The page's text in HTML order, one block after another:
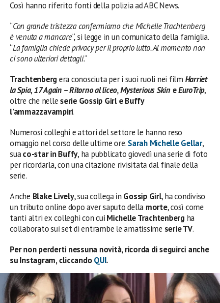
Così hanno riferito fonti della polizia ad ABC News.
“Con grande tristezza confermiamo che Michelle Trachtenberg
è venuta a mancare“, si legge in un comunicato della famiglia.
“La famiglia chiede privacy per il proprio lutto. Al momento non
ci sono ulteriori dettagli.“
Trachtenbergera conosciuta per i suoi ruoli nei film Harriet
la Spia,17 Again – Ritorno al liceo,Mysterious SkineEuroTrip,
oltre che nelle serie Gossip Girl e Buffy
l’ammazzavampiri.
Numerosi colleghi e attori del settore le hanno reso
omaggio nel corso delle ultime ore.Sarah Michelle Gellar,
suaco-star in Buffy, ha pubblicato giovedì una serie di foto
per ricordarla, con una citazione rivisitata dal finale della
serie.
Anche Blake Lively, sua collega in Gossip Girl, ha condiviso
un tributo online dopo aver saputo della morte, così come
tanti altri ex colleghi con cui Michelle Trachtenbergha
collaborato sui set di entrambe le amatissime serie TV.
Per non perderti nessuna novità, ricorda di seguirci anche
su Instagram, cliccando QUI.